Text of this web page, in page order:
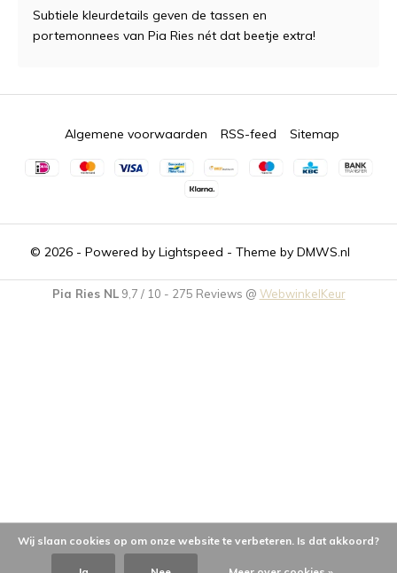
Subtiele kleurdetails geven de tassen en
portemonnees van Pia Ries nét dat beetje extra!
© 2026 - Powered by Lightspeed - Theme by DMWS.nl
Algemene voorwaarden RSS-feed Sitemap
Pia Ries NL9,7 / 10 - 275 Reviews @ WebwinkelKeur
Wij slaan cookies op om onze website te verbeteren. Is dat akkoord?